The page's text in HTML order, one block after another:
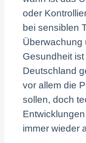
oder
bei sensiblen
Überwachung
Gesundheit
Deutschland
vor allem die
sollen, doch
immer wieder